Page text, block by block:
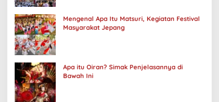
Mengenal Apa Itu Matsuri, Kegiatan Festival
Masyarakat Jepang
Apa itu Oiran? Simak Penjelasannya di
Bawah Ini